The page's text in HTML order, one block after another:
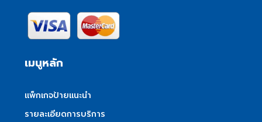
เมนูหลัก
แพ็กเกจป้ายแนะนำ
รายละเอียดการบริการ